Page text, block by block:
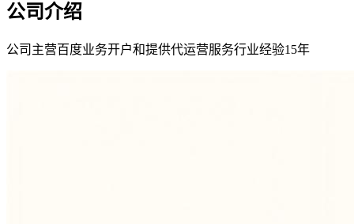
公司介绍
公司主营百度业务开户和提供代运营服务行业经验15年